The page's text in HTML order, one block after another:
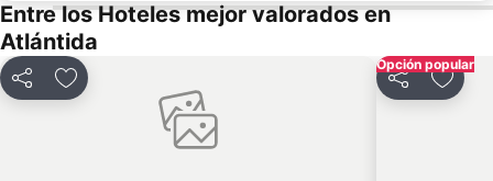
Entre los Hoteles mejor valorados en
Atlántida
CompartirAñadir a favoritos
Opción popular
Compartir